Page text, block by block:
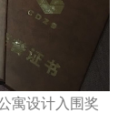
寓设计入围奖